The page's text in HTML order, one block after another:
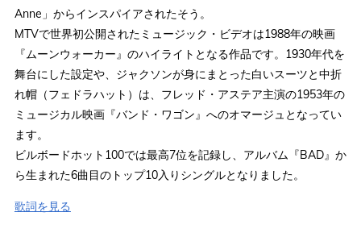
Anne」からインスパイアされたそう。
MTVで世界初公開されたミュージック・ビデオは1988年の映画
『ムーンウォーカー』のハイライトとなる作品です。1930年代を
舞台にした設定や、ジャクソンが身にまとった白いスーツと中折
れ帽（フェドラハット）は、フレッド・アステア主演の1953年の
ミュージカル映画『バンド・ワゴン』へのオマージュとなってい
ます。
ビルボードホット100では最高7位を記録し、アルバム『BAD』か
ら生まれた6曲目のトップ10入りシングルとなりました。
歌詞を見る